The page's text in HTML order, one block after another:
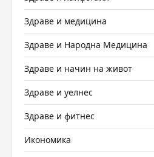
Здраве и медицина
Здраве и Народна Медицина
Здраве и начин на живот
Здраве и уелнес
Здраве и фитнес
Икономика